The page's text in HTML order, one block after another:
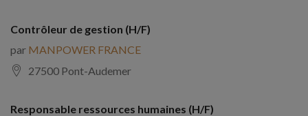
Contrôleur de gestion (H/F)
par MANPOWER FRANCE
27500 Pont-Audemer
Responsable ressources humaines (H/F)